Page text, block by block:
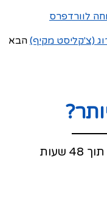
לוורדפרס
(צ'קליסט מקיף) הבא